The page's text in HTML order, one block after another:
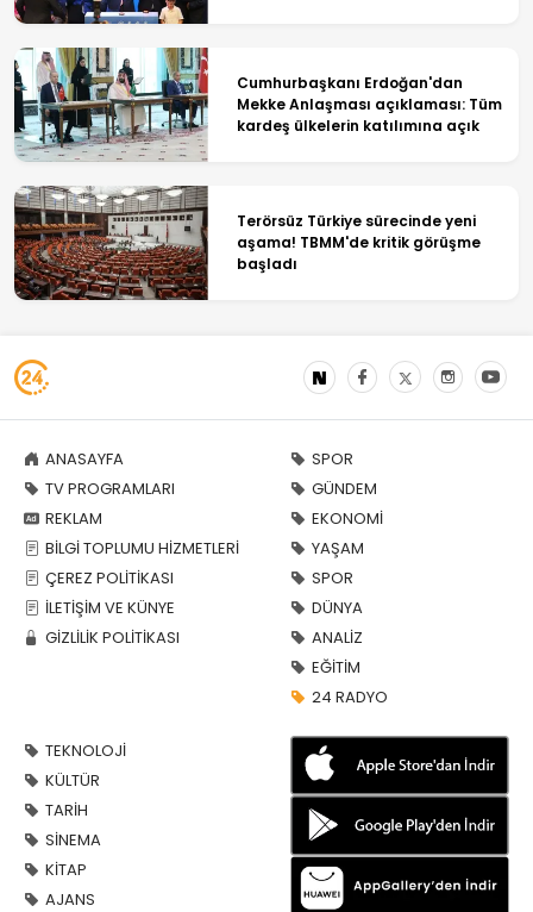
Cumhurbaşkanı Erdoğan'dan
Mekke Anlaşması açıklaması: Tüm
kardeş ülkelerin katılımına açık
Terörsüz Türkiye sürecinde yeni
aşama! TBMM'de kritik görüşme
başladı
ANASAYFA
TV PROGRAMLARI
REKLAM
BİLGİ TOPLUMU HİZMETLERİ
ÇEREZ POLİTİKASI
İLETİŞİM VE KÜNYE
GİZLİLİK POLİTİKASI
SPOR
GÜNDEM
EKONOMİ
YAŞAM
SPOR
DÜNYA
ANALİZ
EĞİTİM
24 RADYO
TEKNOLOJİ
KÜLTÜR
TARİH
SİNEMA
KİTAP
AJANS